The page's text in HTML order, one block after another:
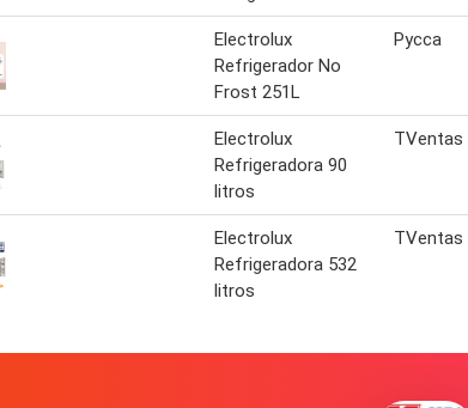
Electrolux
Refrigerador No
Frost 251L
Pycca
Electrolux
Refrigeradora 90
litros
TVentas
Electrolux
Refrigeradora 532
litros
TVentas